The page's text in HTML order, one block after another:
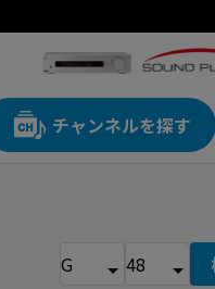
チャンネルを探す